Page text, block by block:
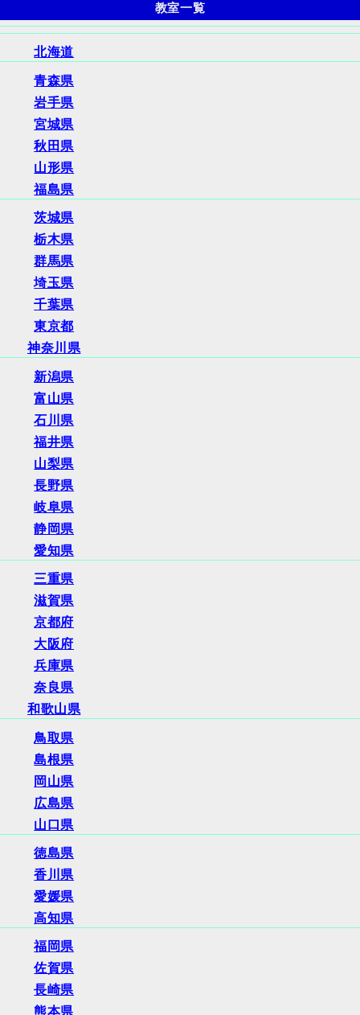
教室一覧
北海道
青森県
岩手県
宮城県
秋田県
山形県
福島県
茨城県
栃木県
群馬県
埼玉県
千葉県
東京都
神奈川県
新潟県
富山県
石川県
福井県
山梨県
長野県
岐阜県
静岡県
愛知県
三重県
滋賀県
京都府
大阪府
兵庫県
奈良県
和歌山県
鳥取県
島根県
岡山県
広島県
山口県
徳島県
香川県
愛媛県
高知県
福岡県
佐賀県
長崎県
熊本県